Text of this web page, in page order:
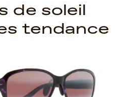
de soleil
tendance